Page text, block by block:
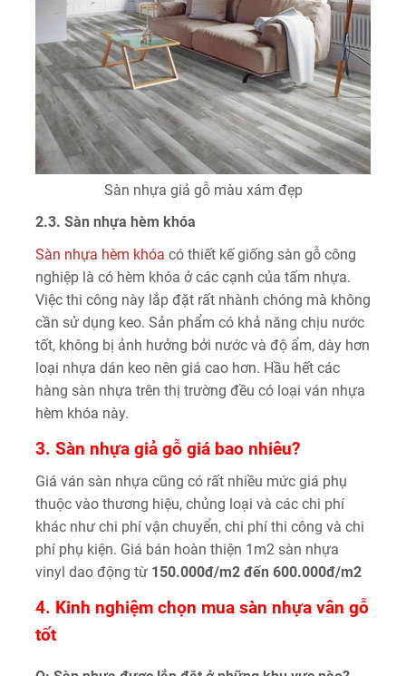
Sàn nhựa giả gỗ màu xám đẹp
2.3. Sàn nhựa hèm khóa
Sàn nhựa hèm khóa có thiết kế giống sàn gỗ công
nghiệp là có hèm khóa ở các cạnh của tấm nhựa.
Việc thi công này lắp đặt rất nhành chóng mà không
cần sử dụng keo. Sản phẩm có khả năng chịu nước
tốt, không bị ảnh hưởng bởi nước và độ ẩm, dày hơn
loại nhựa dán keo nên giá cao hơn. Hầu hết các
hàng sàn nhựa trên thị trường đều có loại ván nhựa
hèm khóa này.
3. Sàn nhựa giả gỗ giá bao nhiêu?
Giá ván sàn nhựa cũng có rất nhiều mức giá phụ
thuộc vào thương hiệu, chủng loại và các chi phí
khác như chi phí vận chuyển, chi phí thi công và chi
phí phụ kiện. Giá bán hoàn thiện 1m2 sàn nhựa
vinyl dao động từ 150.000đ/m2 đến 600.000đ/m2
4. Kinh nghiệm chọn mua sàn nhựa vân gỗ
tốt